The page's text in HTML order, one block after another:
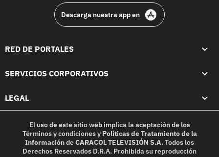
Descarga nuestra app en
RED DE PORTALES
SERVICIOS CORPORATIVOS
LEGAL
El uso de este sitio web implica la aceptación de los
Términos y condicionesy Políticas de Tratamiento de la
InformacióndeCARACOL TELEVISIÓN S.A.Todos los
Derechos Reservados D.R.A. Prohibida su reproducción